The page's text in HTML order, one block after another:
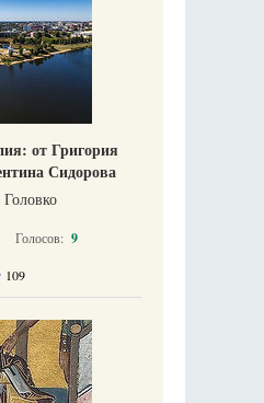
от Григория
Сидорова
Голосов: 9
109